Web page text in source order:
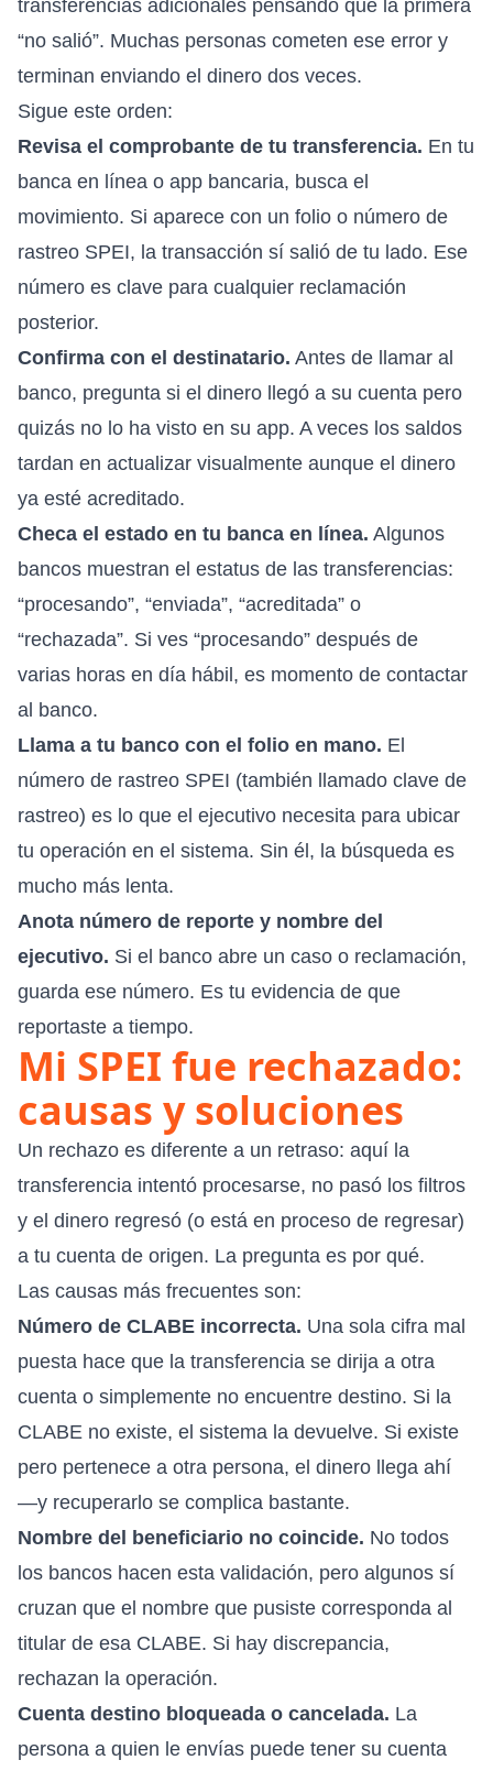
transferencias adicionales pensando que la primera
“no salió”. Muchas personas cometen ese error y
terminan enviando el dinero dos veces.
Sigue este orden:
Revisa el comprobante de tu transferencia. En tu
banca en línea o app bancaria, busca el
movimiento. Si aparece con un folio o número de
rastreo SPEI, la transacción sí salió de tu lado. Ese
número es clave para cualquier reclamación
posterior.
Confirma con el destinatario. Antes de llamar al
banco, pregunta si el dinero llegó a su cuenta pero
quizás no lo ha visto en su app. A veces los saldos
tardan en actualizar visualmente aunque el dinero
ya esté acreditado.
Checa el estado en tu banca en línea. Algunos
bancos muestran el estatus de las transferencias:
“procesando”, “enviada”, “acreditada” o
“rechazada”. Si ves “procesando” después de
varias horas en día hábil, es momento de contactar
al banco.
Llama a tu banco con el folio en mano. El
número de rastreo SPEI (también llamado clave de
rastreo) es lo que el ejecutivo necesita para ubicar
tu operación en el sistema. Sin él, la búsqueda es
mucho más lenta.
Anota número de reporte y nombre del
ejecutivo. Si el banco abre un caso o reclamación,
guarda ese número. Es tu evidencia de que
reportaste a tiempo.
Mi SPEI fue rechazado:
causas y soluciones
Un rechazo es diferente a un retraso: aquí la
transferencia intentó procesarse, no pasó los filtros
y el dinero regresó (o está en proceso de regresar)
a tu cuenta de origen. La pregunta es por qué.
Las causas más frecuentes son:
Número de CLABE incorrecta. Una sola cifra mal
puesta hace que la transferencia se dirija a otra
cuenta o simplemente no encuentre destino. Si la
CLABE no existe, el sistema la devuelve. Si existe
pero pertenece a otra persona, el dinero llega ahí
—y recuperarlo se complica bastante.
Nombre del beneficiario no coincide. No todos
los bancos hacen esta validación, pero algunos sí
cruzan que el nombre que pusiste corresponda al
titular de esa CLABE. Si hay discrepancia,
rechazan la operación.
Cuenta destino bloqueada o cancelada. La
persona a quien le envías puede tener su cuenta